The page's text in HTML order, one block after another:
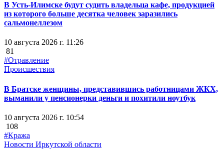
В Усть-Илимске будут судить владельца кафе, продукцией
из которого больше десятка человек заразились
сальмонеллезом
10 августа 2026 г. 11:26
81
#Отравление
Происшествия
В Братске женщины, представившись работницами ЖКХ,
выманили у пенсионерки деньги и похитили ноутбук
10 августа 2026 г. 10:54
108
#Кража
Новости Иркутской области